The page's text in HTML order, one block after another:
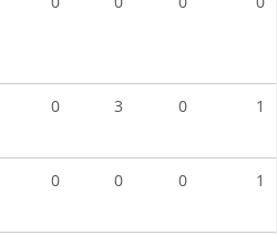
0 3 0 1
0 0 0 1